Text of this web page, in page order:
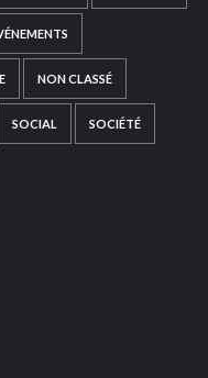
NON CLASSÉ
SOCIAL SOCIÉTÉ